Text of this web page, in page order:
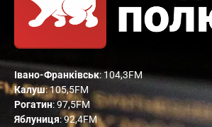
Івано-Франківськ: 104,3FM
Калуш: 105,5FM
Рогатин: 97,5FM
Яблуниця: 92,4FM